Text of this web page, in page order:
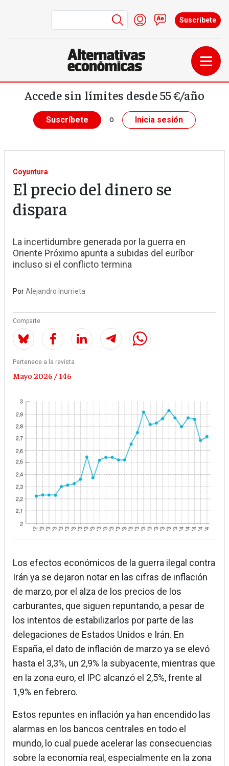
Pasar al contenido principal
Menú de cuenta de
Iniciar sesión
Contacto
Suscríbete
Accede sin límites desde 55 €/año
Suscríbete o Inicia sesión
Coyuntura
El precio del dinero se
dispara
La incertidumbre generada por la guerra en
Oriente Próximo apunta a subidas del euríbor
incluso si el conflicto termina
PorAlejandro Inurrieta
Comparte
Pertenece a la revista
Mayo 2026 / 146
Los efectos económicos de la guerra ilegal contra
Irán ya se dejaron notar en las cifras de inflación
de marzo, por el alza de los precios de los
carburantes, que siguen repuntando, a pesar de
los intentos de estabilizarlos por parte de las
delegaciones de Estados Unidos e Irán. En
España, el dato de inflación de marzo ya se elevó
hasta el 3,3%, un 2,9% la subyacente, mientras que
en la zona euro, el IPC alcanzó el 2,5%, frente al
1,9% en febrero.
Estos repuntes en inflación ya han encendido las
alarmas en los bancos centrales en todo el
mundo, lo cual puede acelerar las consecuencias
sobre la economía real, especialmente en la zona